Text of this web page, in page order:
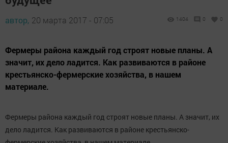
автор, 20 марта 2017 - 07:05 1404 0 0
Фермеры района каждый год строят новые планы. А
значит, их дело ладится. Как развиваются в районе
крестьянско-фермерские хозяйства, в нашем
материале.
Фермеры района каждый год строят новые планы. А значит, их
дело ладится. Как развиваются в районе крестьянско-